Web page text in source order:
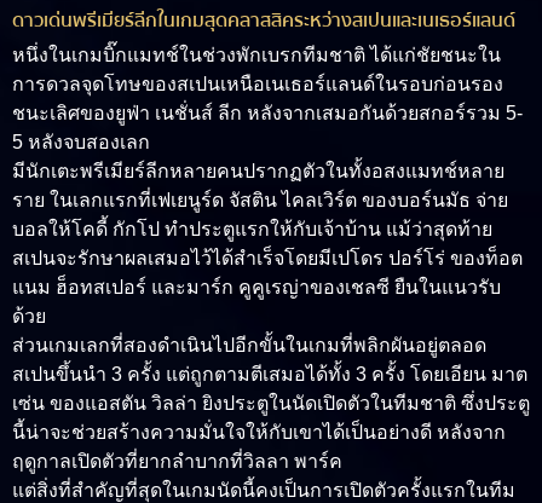
ดาวเด่นพรีเมียร์ลีกในเกมสุดคลาสสิคระหว่างสเปนและเนเธอร์แลนด์
หนึ่งในเกมบิ๊กแมทช์ในช่วงพักเบรกทีมชาติ ได้แก่ชัยชนะใน
การดวลจุดโทษของสเปนเหนือเนเธอร์แลนด์ในรอบก่อนรอง
ชนะเลิศของยูฟ่า เนชั่นส์ ลีก หลังจากเสมอกันด้วยสกอร์รวม 5-
5 หลังจบสองเลก
มีนักเตะพรีเมียร์ลีกหลายคนปรากฏตัวในทั้งอสงแมทช์หลาย
ราย ในเลกแรกที่เฟเยนูร์ด จัสติน ไคลเวิร์ต ของบอร์นมัธ จ่าย
บอลให้โคดี้ กักโป ทำประตูแรกให้กับเจ้าบ้าน แม้ว่าสุดท้าย
สเปนจะรักษาผลเสมอไว้ได้สำเร็จโดยมีเปโดร ปอร์โร่ ของท็อต
แนม ฮ็อทสเปอร์ และมาร์ก คูคูเรญ่าของเชลซี ยืนในแนวรับ
ด้วย
ส่วนเกมเลกที่สองดำเนินไปอีกขั้นในเกมที่พลิกผันอยู่ตลอด
สเปนขึ้นนำ 3 ครั้ง แต่ถูกตามตีเสมอได้ทั้ง 3 ครั้ง โดยเอียน มาต
เซ่น ของแอสตัน วิลล่า ยิงประตูในนัดเปิดตัวในทีมชาติ ซึ่งประตู
นี้น่าจะช่วยสร้างความมั่นใจให้กับเขาได้เป็นอย่างดี หลังจาก
ฤดูกาลเปิดตัวที่ยากลำบากที่วิลลา พาร์ค
แต่สิ่งที่สำคัญที่สุดในเกมนัดนี้คงเป็นการเปิดตัวครั้งแรกในทีม